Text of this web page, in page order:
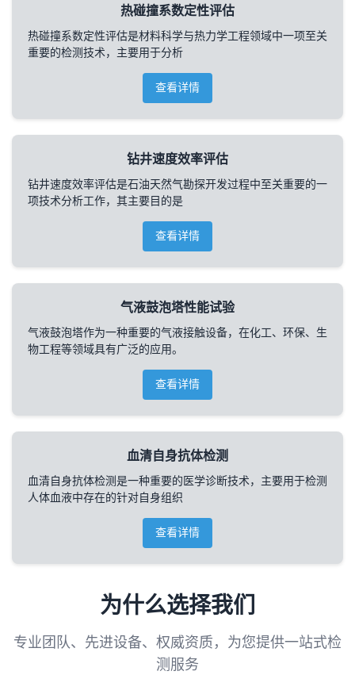
热碰撞系数定性评估
热碰撞系数定性评估是材料科学与热力学工程领域中一项至关
重要的检测技术，主要用于分析
查看详情
钻井速度效率评估
钻井速度效率评估是石油天然气勘探开发过程中至关重要的一
项技术分析工作，其主要目的是
查看详情
气液鼓泡塔性能试验
气液鼓泡塔作为一种重要的气液接触设备，在化工、环保、生
物工程等领域具有广泛的应用。
查看详情
血清自身抗体检测
血清自身抗体检测是一种重要的医学诊断技术，主要用于检测
人体血液中存在的针对自身组织
查看详情
为什么选择我们
专业团队、先进设备、权威资质，为您提供一站式检
测服务